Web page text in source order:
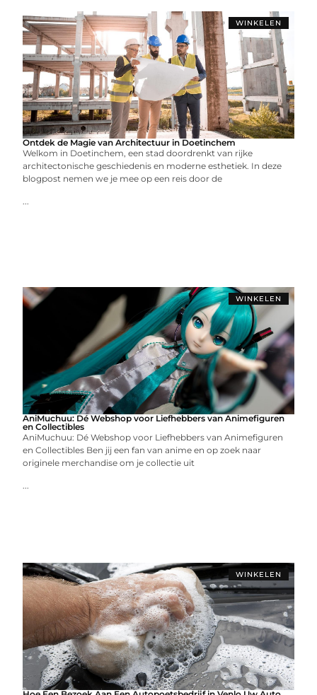
WINKELEN
Ontdek de Magie van Architectuur in Doetinchem
Welkom in Doetinchem, een stad doordrenkt van rijke
architectonische geschiedenis en moderne esthetiek. In deze
blogpost nemen we je mee op een reis door de
...
WINKELEN
AniMuchuu: Dé Webshop voor Liefhebbers van Animefiguren
en Collectibles
AniMuchuu: Dé Webshop voor Liefhebbers van Animefiguren
en Collectibles Ben jij een fan van anime en op zoek naar
originele merchandise om je collectie uit
...
WINKELEN